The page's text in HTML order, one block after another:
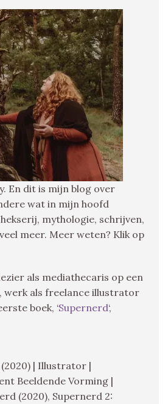
En dit is mijn blog over
wat in mijn hoofd
mythologie, schrijven,
meer. Meer weten? Klik op
als mediathecaris op een
werk als freelance illustrator
boek, ‘Supernerd‘,
| Illustrator |
Beeldende Vorming |
(2020), Supernerd 2: